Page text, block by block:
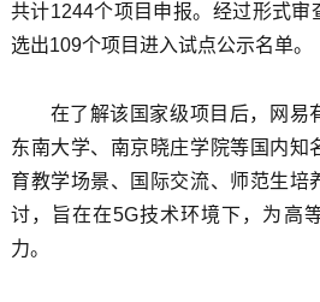
共计1244个项目申报。经过形式
选出109个项目进入试点公示名单。
在了解该国家级项目后，网易
东南大学、南京晓庄学院等国内知
育教学场景、国际交流、师范生培
讨，旨在在5G技术环境下，为高
力。